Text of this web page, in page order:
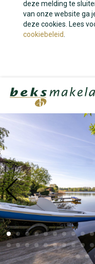
deze melding te
van onze website ga
deze cookies. Lees
cookiebeleid